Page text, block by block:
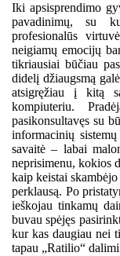
Iki apsisprendimo
pavadinimų, su
profesionalūs
neigiamų emocijų
tikriausiai būčiau
didelį džiaugsmą
atsigręžiau į kitą
kompiuteriu.
pasikonsultavęs su
informacinių
savaitė – labai
neprisimenu, kokios
kaip keistai
perklausą. Po
ieškojau tinkamų
buvau spėjęs
kur kas daugiau nei
tapau „Ratilio“